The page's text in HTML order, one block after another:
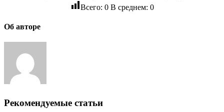
Всего: 0В среднем: 0
Об авторе
Рекомендуемые статьи